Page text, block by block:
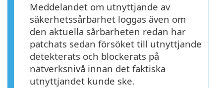
Meddelandet om utnyttjande av
säkerhetssårbarhet loggas även om
den aktuella sårbarheten redan har
patchats sedan försöket till utnyttjande
detekterats och blockerats på
nätverksnivå innan det faktiska
utnyttjandet kunde ske.